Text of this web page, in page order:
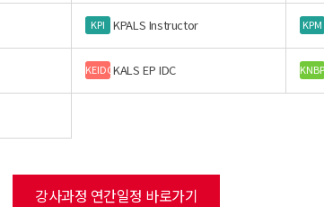
KPI KPALS Instructor KPM
KEIDCKALS EP IDC KNBP
강사과정 연간일정 바로가기